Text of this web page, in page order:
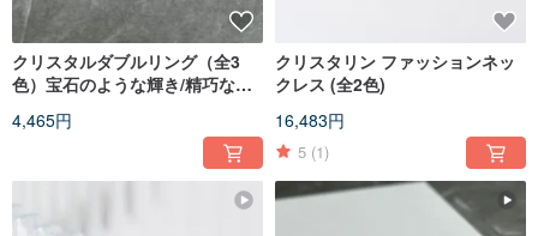
クリスタルダブルリング（全3
色）宝石のような輝き/精巧なカ
4,465円
クリスタリン ファッションネッ
クレス (全2色)
16,483円
5 (1)